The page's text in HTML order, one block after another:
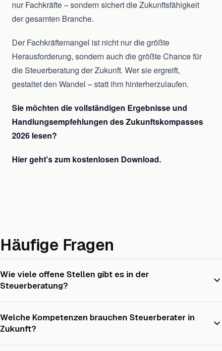
nur Fachkräfte – sondern sichert die Zukunftsfähigkeit
der gesamten Branche.
Der Fachkräftemangel ist nicht nur die größte
Herausforderung, sondern auch die größte Chance für
die Steuerberatung der Zukunft. Wer sie ergreift,
gestaltet den Wandel – statt ihm hinterherzulaufen.
Sie möchten die vollständigen Ergebnisse und
Handlungsempfehlungen des Zukunftskompasses
2026 lesen?
Hier geht's zum kostenlosen Download.
Häufige Fragen
Wie viele offene Stellen gibt es in der
Steuerberatung?
Welche Kompetenzen brauchen Steuerberater in
Zukunft?